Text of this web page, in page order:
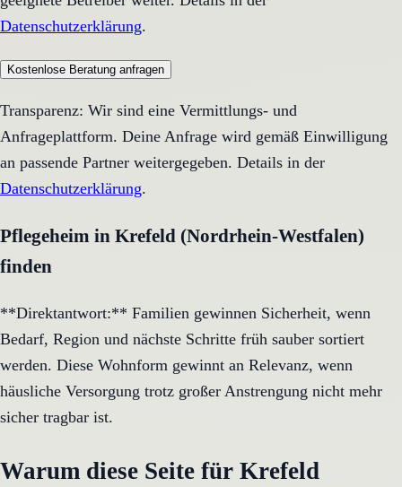
Datenschutzerklärung.
Kostenlose Beratung anfragen
Transparenz: Wir sind eine Vermittlungs- und
Anfrageplattform. Deine Anfrage wird gemäß Einwilligung
an passende Partner weitergegeben. Details in der
Datenschutzerklärung.
Pflegeheim in Krefeld (Nordrhein-Westfalen)
finden
**Direktantwort:** Familien gewinnen Sicherheit, wenn
Bedarf, Region und nächste Schritte früh sauber sortiert
werden. Diese Wohnform gewinnt an Relevanz, wenn
häusliche Versorgung trotz großer Anstrengung nicht mehr
sicher tragbar ist.
Warum diese Seite für Krefeld